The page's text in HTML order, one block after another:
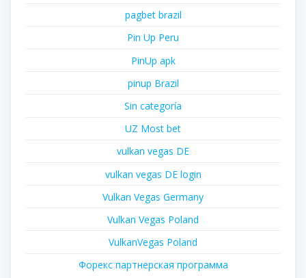
pagbet brazil
Pin Up Peru
PinUp apk
pinup Brazil
Sin categoría
UZ Most bet
vulkan vegas DE
vulkan vegas DE login
Vulkan Vegas Germany
Vulkan Vegas Poland
VulkanVegas Poland
Форекс партнерская программа